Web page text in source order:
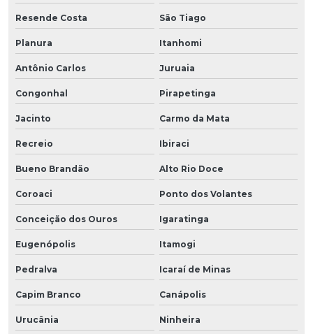
Resende Costa São Tiago
Planura Itanhomi
Antônio Carlos Juruaia
Congonhal Pirapetinga
Jacinto Carmo da Mata
Recreio Ibiraci
Bueno Brandão Alto Rio Doce
Coroaci Ponto dos Volantes
Conceição dos Ouros Igaratinga
Eugenópolis Itamogi
Pedralva Icaraí de Minas
Capim Branco Canápolis
Urucânia Ninheira